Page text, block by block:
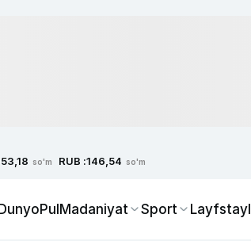
so'm RUB :146,54 so'm
PulMadaniyat Sport Layfstayl